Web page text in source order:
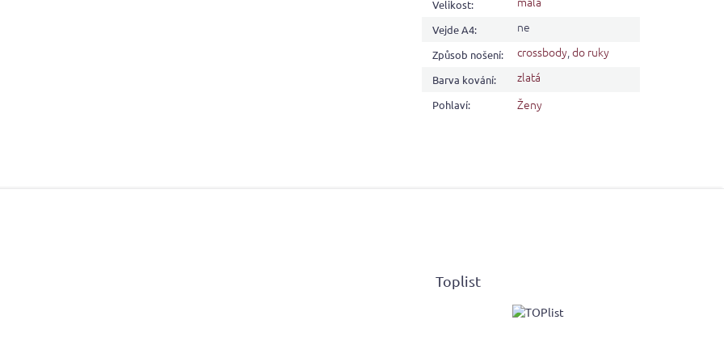
Velikost:
Vejde A4: ne
Způsob nošení: crossbody,do ruky
Barva kování: zlatá
Pohlaví: Ženy
Toplist